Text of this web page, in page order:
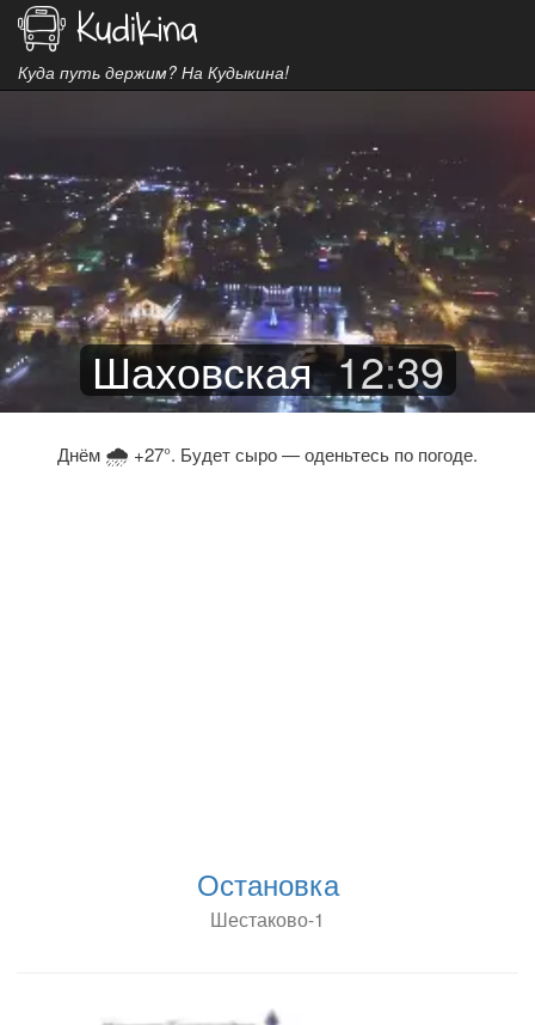
Куда путь держим? На Кудыкина!
Шаховская 12:39
Днём 🌧 +27°. Будет сыро — оденьтесь по погоде.
Остановка
Шестаково-1